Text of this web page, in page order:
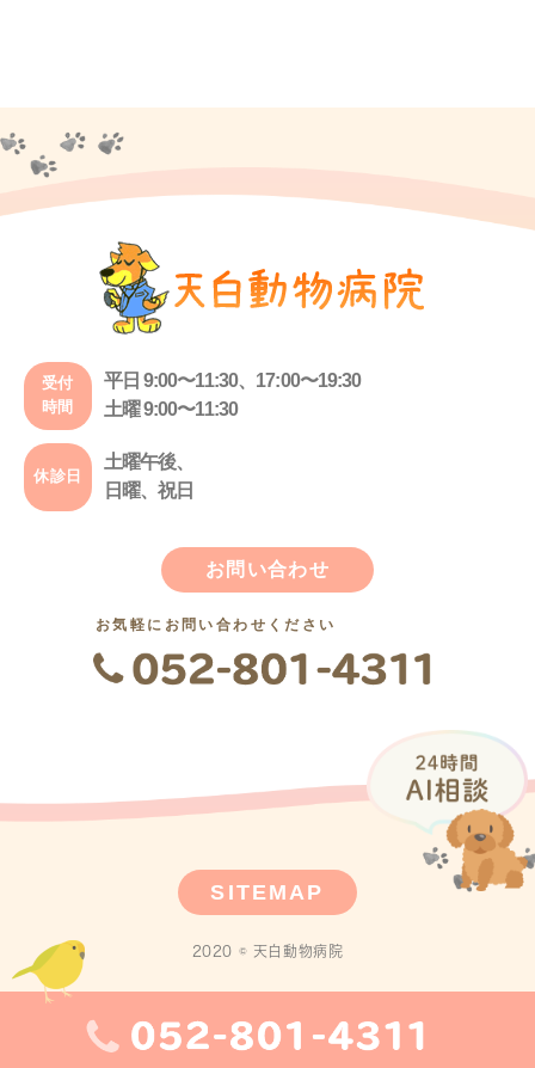
受付
時間
平日 9:00〜11:30、17:00〜19:30
土曜 9:00〜11:30
休診日
土曜午後、
日曜、祝日
お問い合わせ
お気軽にお問い合わせください
SITEMAP
2020 © 天白動物病院